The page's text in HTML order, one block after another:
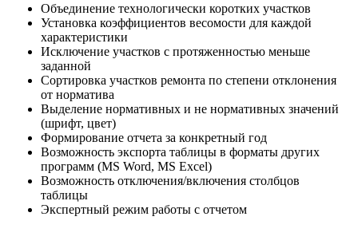
Объединение технологически коротких участков
Установка коэффициентов весомости для каждой
характеристики
Исключение участков с протяженностью меньше
заданной
Сортировка участков ремонта по степени отклонения
от норматива
Выделение нормативных и не нормативных значений
(шрифт, цвет)
Формирование отчета за конкретный год
Возможность экспорта таблицы в форматы других
программ (MS Word, MS Excel)
Возможность отключения/включения столбцов
таблицы
Экспертный режим работы с отчетом